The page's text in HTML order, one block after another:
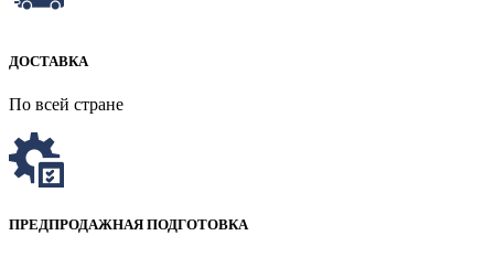
ДОСТАВКА
По всей стране
ПРЕДПРОДАЖНАЯ ПОДГОТОВКА